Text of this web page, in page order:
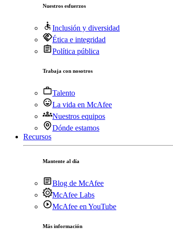
Nuestros esfuerzos
Inclusión y diversidad
Ética e integridad
Política pública
Trabaja con nosotros
Talento
La vida en McAfee
Nuestros equipos
Dónde estamos
Recursos
Mantente al día
Blog de McAfee
McAfee Labs
McAfee en YouTube
Más información